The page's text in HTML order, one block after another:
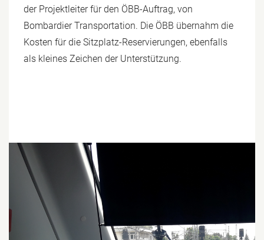
der Projektleiter für den ÖBB-Auftrag, von
Bombardier Transportation. Die ÖBB übernahm die
Kosten für die Sitzplatz-Reservierungen, ebenfalls
als kleines Zeichen der Unterstützung.